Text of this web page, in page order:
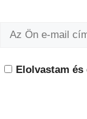
Elolvastam